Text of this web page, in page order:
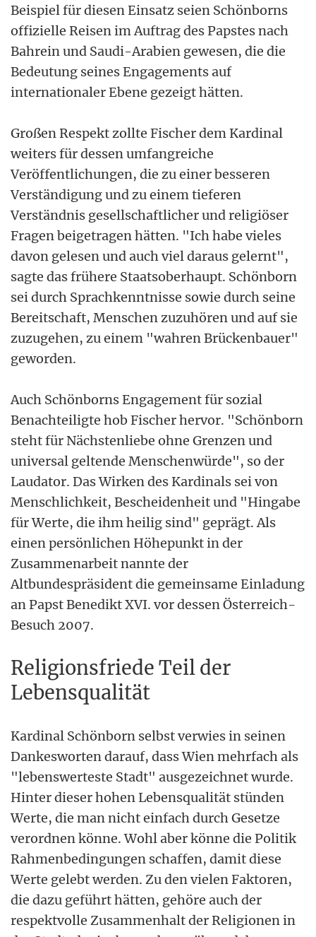
Beispiel für diesen Einsatz seien Schönborns
offizielle Reisen im Auftrag des Papstes nach
Bahrein und Saudi-Arabien gewesen, die die
Bedeutung seines Engagements auf
internationaler Ebene gezeigt hätten.
Großen Respekt zollte Fischer dem Kardinal
weiters für dessen umfangreiche
Veröffentlichungen, die zu einer besseren
Verständigung und zu einem tieferen
Verständnis gesellschaftlicher und religiöser
Fragen beigetragen hätten. "Ich habe vieles
davon gelesen und auch viel daraus gelernt",
sagte das frühere Staatsoberhaupt. Schönborn
sei durch Sprachkenntnisse sowie durch seine
Bereitschaft, Menschen zuzuhören und auf sie
zuzugehen, zu einem "wahren Brückenbauer"
geworden.
Auch Schönborns Engagement für sozial
Benachteiligte hob Fischer hervor. "Schönborn
steht für Nächstenliebe ohne Grenzen und
universal geltende Menschenwürde", so der
Laudator. Das Wirken des Kardinals sei von
Menschlichkeit, Bescheidenheit und "Hingabe
für Werte, die ihm heilig sind" geprägt. Als
einen persönlichen Höhepunkt in der
Zusammenarbeit nannte der
Altbundespräsident die gemeinsame Einladung
an Papst Benedikt XVI. vor dessen Österreich-
Besuch 2007.
Religionsfriede Teil der
Lebensqualität
Kardinal Schönborn selbst verwies in seinen
Dankesworten darauf, dass Wien mehrfach als
"lebenswerteste Stadt" ausgezeichnet wurde.
Hinter dieser hohen Lebensqualität stünden
Werte, die man nicht einfach durch Gesetze
verordnen könne. Wohl aber könne die Politik
Rahmenbedingungen schaffen, damit diese
Werte gelebt werden. Zu den vielen Faktoren,
die dazu geführt hätten, gehöre auch der
respektvolle Zusammenhalt der Religionen in